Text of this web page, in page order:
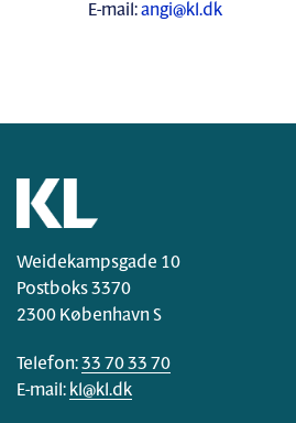
E-mail:angi@kl.dk
Weidekampsgade 10
Postboks 3370
2300 København S
Telefon:33 70 33 70
E-mail: kl@kl.dk